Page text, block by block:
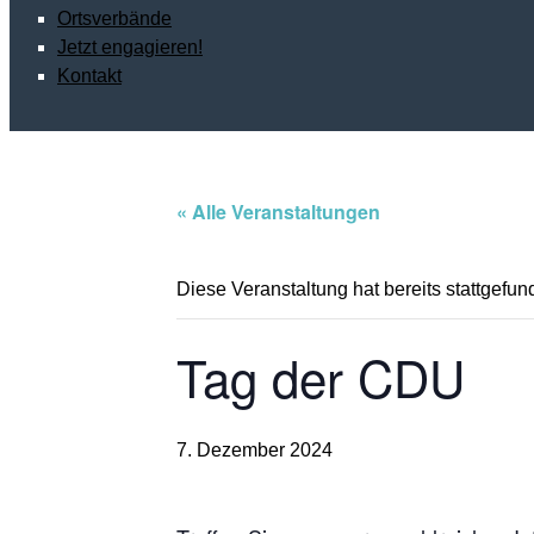
Ortsverbände
Jetzt engagieren!
Kontakt
« Alle Veranstaltungen
Diese Veranstaltung hat bereits
Tag der CDU
7. Dezember 2024